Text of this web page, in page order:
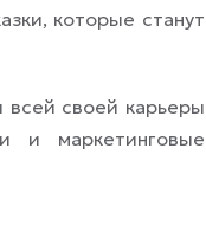
которые станут
своей карьеры
и маркетинговые